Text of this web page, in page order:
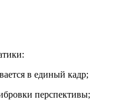
в единый кадр;
перспективы;